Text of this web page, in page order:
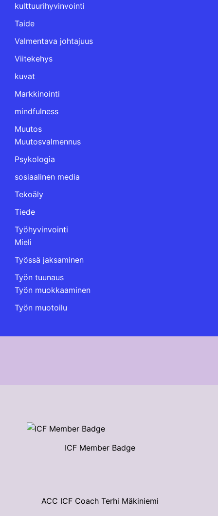
kulttuurihyvinvointi
Taide
Valmentava johtajuus
Viitekehys
kuvat
Markkinointi
mindfulness
Muutos
Muutosvalmennus
Psykologia
sosiaalinen media
Tekoäly
Tiede
Työhyvinvointi
Mieli
Työssä jaksaminen
Työn tuunaus
Työn muokkaaminen
Työn muotoilu
ICF Member Badge
ACC ICF Coach Terhi Mäkiniemi